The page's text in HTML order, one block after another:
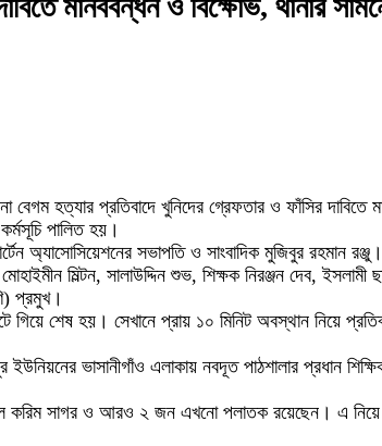
মানববন্ধন ও বিক্ষোভ, থানার
বেগম হত্যার প্রতিবাদে খুনিদের গ্রেফতার ও ফাঁসির
পালিত হয়।
অ্যাসোসিয়েশনের সভাপতি ও সাংবাদিক মুজিবুর রহমান
মিল্টন, সালাউদ্দিন শুভ, শিক্ষক নিরঞ্জন দেব, ইসলামী
প্রমুখ।
গিয়ে শেষ হয়। সেখানে প্রায় ১০ মিনিট অবস্থান
ভাসানীগাঁও এলাকায় নবদূত পাঠশালার প্রধান
সাগর ও আরও ২ জন এখনো পলাতক রয়েছেন। এ নিয়ে